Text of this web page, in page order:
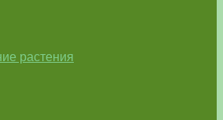
растения